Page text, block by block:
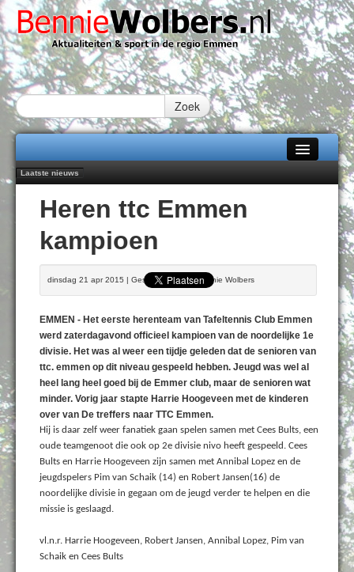
Zoek
Home
Alle categorieën
Over Bennie Wolbers
Fotoboek
Laatste nieuws
nieuwe rugsponsor
Najaar '26 staat live!
102 kaarsen voor eeuwling Mieke Sijbom-Maatje
Emmen wint op Open Dag overtuigend van Almere City
Treffer van Quispel bezorgt FC Emmen droomstart
Heren ttc Emmen
kampioen
dinsdag 21 apr 2015 | Geschreven door Bennie Wolbers
EMMEN - Het eerste herenteam van Tafeltennis Club Emmen
werd zaterdagavond officieel kampioen van de noordelijke 1e
divisie. Het was al weer een tijdje geleden dat de senioren van
ttc. emmen op dit niveau gespeeld hebben. Jeugd was wel al
heel lang heel goed bij de Emmer club, maar de senioren wat
minder. Vorig jaar stapte Harrie Hoogeveen met de kinderen
over van De treffers naar TTC Emmen.
Hij is daar zelf weer fanatiek gaan spelen samen met Cees Bults, een
oude teamgenoot die ook op 2e divisie nivo heeft gespeeld. Cees
Bults en Harrie Hoogeveen zijn samen met Annibal Lopez en de
jeugdspelers Pim van Schaik (14) en Robert Jansen(16) de
noordelijke divisie in gegaan om de jeugd verder te helpen en die
missie is geslaagd.
vl.n.r. Harrie Hoogeveen, Robert Jansen, Annibal Lopez, Pim van
Schaik en Cees Bults